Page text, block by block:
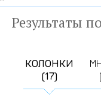
Результаты
КОЛОНКИ
(17)